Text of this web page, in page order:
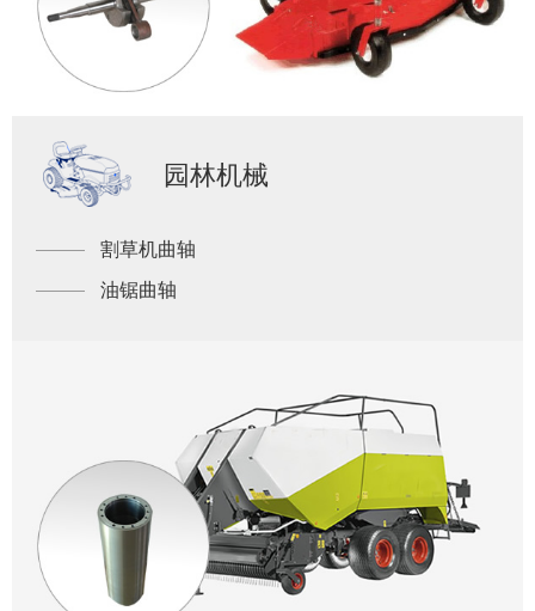
园林机械
割草机曲轴
油锯曲轴